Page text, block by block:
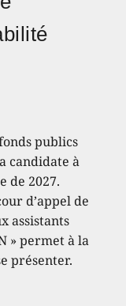
publics
candidate à
de 2027.
d’appel de
assistants
» permet à la
présenter.